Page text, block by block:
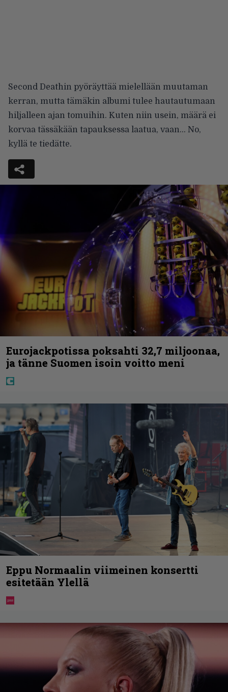
Second Deathin pyöräyttää mielellään muutaman
kerran, mutta tämäkin albumi tulee hautautumaan
hiljalleen ajan tomuihin. Kuten niin usein, määrä ei
korvaa tässäkään tapauksessa laatua, vaan… No,
kyllä te tiedätte.
Eurojackpotissa poksahti 32,7 miljoonaa,
ja tänne Suomen isoin voitto meni
Eppu Normaalin viimeinen konsertti
esitetään Ylellä